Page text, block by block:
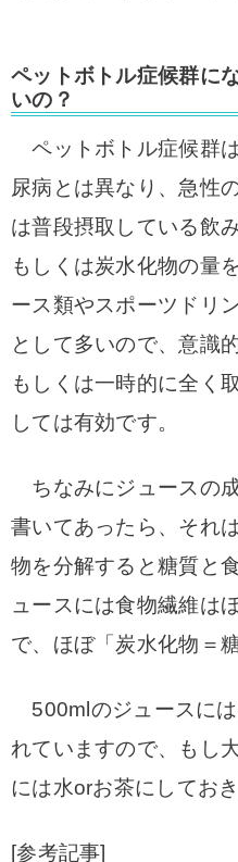
ペットボトル症候群に
いの？
ペットボトル症候群
尿病とは異なり、急性
は普段摂取している飲
もしくは炭水化物の量
ース類やスポーツドリ
として多いので、意識
もしくは一時的に全く
しては有効です。
ちなみにジュースの
書いてあったら、それ
物を分解すると糖質と
ュースには食物繊維は
で、ほぼ「炭水化物＝
500mlのジュースに
れていますので、もし
には水orお茶にしておき
[参考記事]